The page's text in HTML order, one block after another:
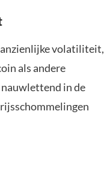
volatiliteit,
als andere
nauwlettend in de